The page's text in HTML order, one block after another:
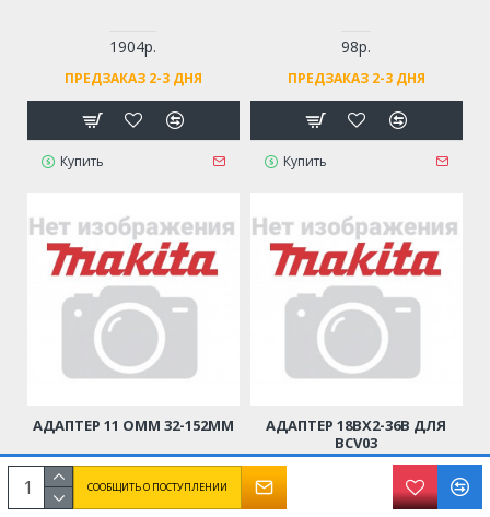
СООБЩИТЬ О ПОСТУПЛЕНИИ
1904р.
ПРЕДЗАКАЗ 2-3 ДНЯ
Купить
98р.
ПРЕДЗАКАЗ 2-3 ДНЯ
Купить
АДАПТЕР 11 OMM 32-152ММ
1612р.
АДАПТЕР 18BX2-36B ДЛЯ
BCV03